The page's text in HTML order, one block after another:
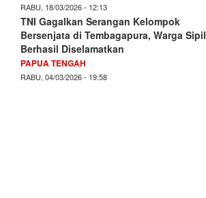
RABU, 18/03/2026 - 12:13
TNI Gagalkan Serangan Kelompok
Bersenjata di Tembagapura, Warga Sipil
Berhasil Diselamatkan
PAPUA TENGAH
RABU, 04/03/2026 - 19:58